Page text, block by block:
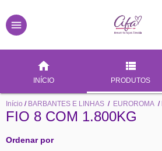
INÍCIO PRODUTOS
Início / BARBANTES E LINHAS / EUROROMA /
FIO 8 COM 1.800KG
Ordenar por